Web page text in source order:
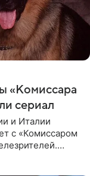
«Комиссара
сериал
и Италии
с «Комиссаром